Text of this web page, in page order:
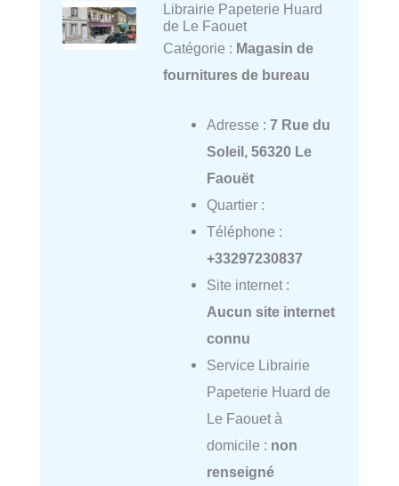
Librairie Papeterie Huard
de Le Faouet
Catégorie : Magasin de
fournitures de bureau
Adresse : 7 Rue du
Soleil, 56320 Le
Faouët
Quartier :
Téléphone :
+33297230837
Site internet :
Aucun site internet
connu
Service Librairie
Papeterie Huard de
Le Faouet à
domicile : non
renseigné